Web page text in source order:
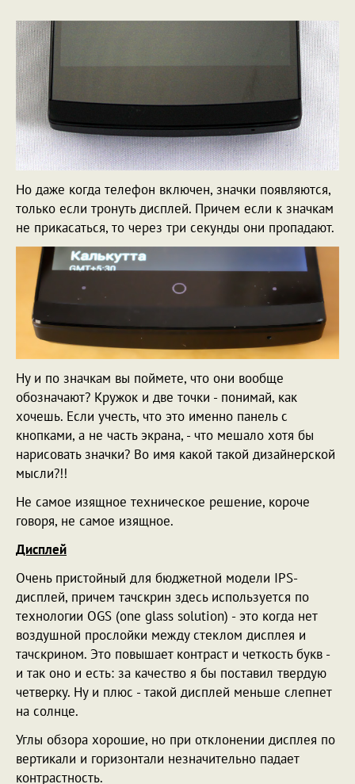
Но даже когда телефон включен, значки появляются,
только если тронуть дисплей. Причем если к значкам
не прикасаться, то через три секунды они пропадают.
Ну и по значкам вы поймете, что они вообще
обозначают? Кружок и две точки - понимай, как
хочешь. Если учесть, что это именно панель с
кнопками, а не часть экрана, - что мешало хотя бы
нарисовать значки? Во имя какой такой дизайнерской
мысли?!!
Не самое изящное техническое решение, короче
говоря, не самое изящное.
Дисплей
Очень пристойный для бюджетной модели IPS-
дисплей, причем тачскрин здесь используется по
технологии OGS (one glass solution) - это когда нет
воздушной прослойки между стеклом дисплея и
тачскрином. Это повышает контраст и четкость букв -
и так оно и есть: за качество я бы поставил твердую
четверку. Ну и плюс - такой дисплей меньше слепнет
на солнце.
Углы обзора хорошие, но при отклонении дисплея по
вертикали и горизонтали незначительно падает
контрастность.